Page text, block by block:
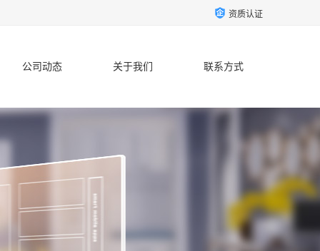
资质认证
公司动态 关于我们 联系方式